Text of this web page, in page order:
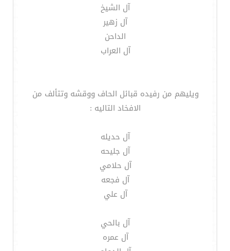
آل الشيخ
آل زهير
الداحن
آل العراب
ويليهم من رفيده قبائل الحاف ووقشه وتتألف من
الافخاد التاليه :
آل حديله
آل جليحه
آل حلامي
آل فجعه
آل علي
آل بالحي
آل عمره